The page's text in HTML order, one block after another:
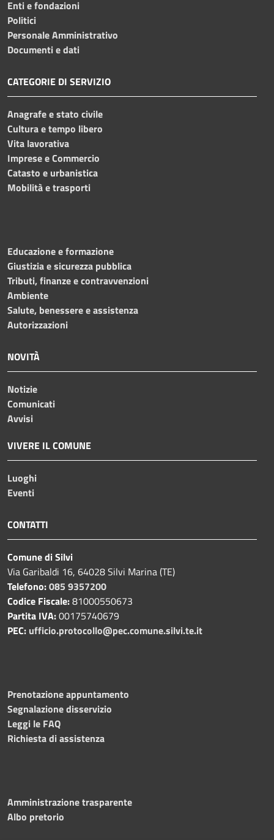
Enti e fondazioni
Politici
Personale Amministrativo
Documenti e dati
CATEGORIE DI SERVIZIO
Anagrafe e stato civile
Cultura e tempo libero
Vita lavorativa
Imprese e Commercio
Catasto e urbanistica
Mobilità e trasporti
Educazione e formazione
Giustizia e sicurezza pubblica
Tributi, finanze e contravvenzioni
Ambiente
Salute, benessere e assistenza
Autorizzazioni
NOVITÀ
Notizie
Comunicati
Avvisi
VIVERE IL COMUNE
Luoghi
Eventi
CONTATTI
Comune di Silvi
Via Garibaldi 16, 64028 Silvi Marina (TE)
Telefono:085 9357200
Codice Fiscale:81000550673
Partita IVA:00175740679
PEC: ufficio.protocollo@pec.comune.silvi.te.it
Prenotazione appuntamento
Segnalazione disservizio
Leggi le FAQ
Richiesta di assistenza
Amministrazione trasparente
Albo pretorio